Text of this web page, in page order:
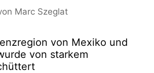
Marc Szeglat
von Mexiko und
von starkem